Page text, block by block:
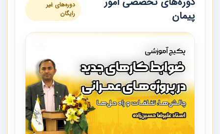
پیمان
دوره‌های غیر
رایگان